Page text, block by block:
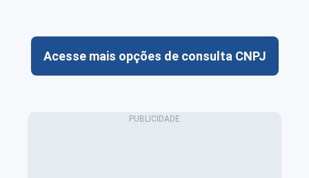
Acesse mais opções de consulta CNPJ